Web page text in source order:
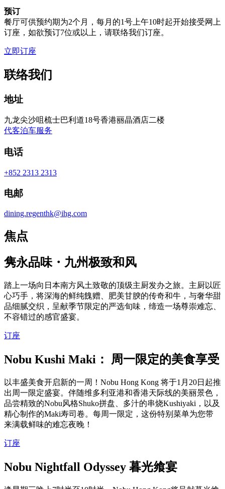
预订
餐厅可供预约期为2个月，每月的1号上午10时起开始接受网上
订座，如欲预订7位或以上，请联络我们订座。
立即订座
联络我们
地址
九龙尖沙咀梳士巴利道18号香港丽晶酒店二楼
代客泊车服务
电话
+852 2313 2313
电邮
dining.regenthk@ihg.com
焦点
隽永品味・九州极致和风
踏上一场向日本南方风土致敬的顶级主厨发办之旅。主厨以匠
心巧手，将深海的鲜纯餽赠、肥美甘腴的传奇和牛，与奢华甜
品细腻交织，呈献季节限定的严选旬味，缔造一场尊崇难忘、
不容错过的感官盛宴。
订座
Nobu Kushi Maki： 周一限定的美食享受
以丰盛美食开启新的一周！Nobu Hong Kong 将于1月20日起推
出周一限定盛宴。伴随维多利亚港和香港天际线的美丽景色，
品尝精致的Nobu风格Shuko拼盘、多汁的串烧Kushiyaki，以及
精心制作的Maki寿司卷。每周一限定，这份特别菜单为您带
来满载鲜味的难忘夜晚！
订座
Nobu Nightfall Odyssey 暮光飨宴